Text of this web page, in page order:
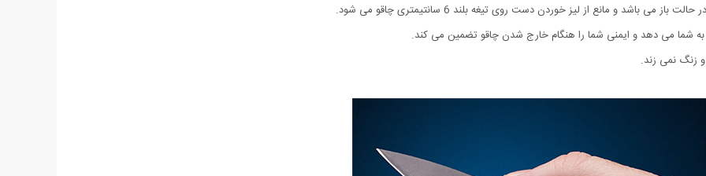
و مانع از لیز خوردن دست روی تیغه بلند 6 سانتیمتری چاقو می شود.
شما می دهد و ایمنی شما را هنگام خارج شدن چاقو تضمین می کند.
زنگ نمی زند.